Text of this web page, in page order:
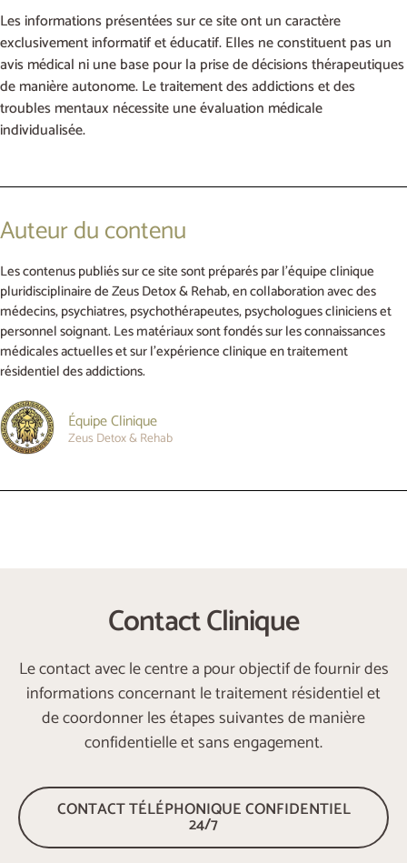
Les informations présentées sur ce site ont un caractère
exclusivement informatif et éducatif. Elles ne constituent pas un
avis médical ni une base pour la prise de décisions thérapeutiques
de manière autonome. Le traitement des addictions et des
troubles mentaux nécessite une évaluation médicale
individualisée.
Auteur du contenu
Les contenus publiés sur ce site sont préparés par l’équipe clinique
pluridisciplinaire de Zeus Detox & Rehab, en collaboration avec des
médecins, psychiatres, psychothérapeutes, psychologues cliniciens et
personnel soignant. Les matériaux sont fondés sur les connaissances
médicales actuelles et sur l’expérience clinique en traitement
résidentiel des addictions.
Équipe Clinique
Zeus Detox & Rehab
Contact Clinique
Le contact avec le centre a pour objectif de fournir des
informations concernant le traitement résidentiel et
de coordonner les étapes suivantes de manière
confidentielle et sans engagement.
CONTACT TÉLÉPHONIQUE CONFIDENTIEL
24/7